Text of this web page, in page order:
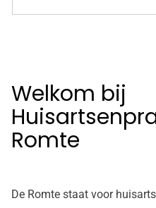
Welkom bij
Romte
De Romte staat voor